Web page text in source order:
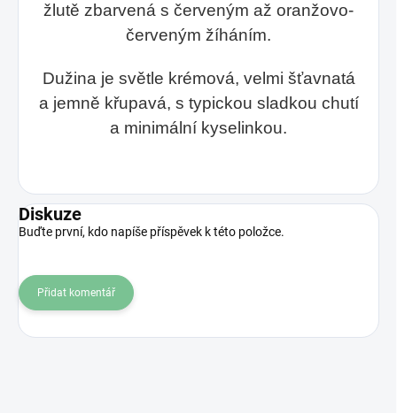
žlutě zbarvená s červeným až oranžovo-
červeným žíháním.
Dužina je světle krémová, velmi šťavnatá
a jemně křupavá, s typickou sladkou chutí
a minimální kyselinkou.
Diskuze
Buďte první, kdo napíše příspěvek k této položce.
Přidat komentář